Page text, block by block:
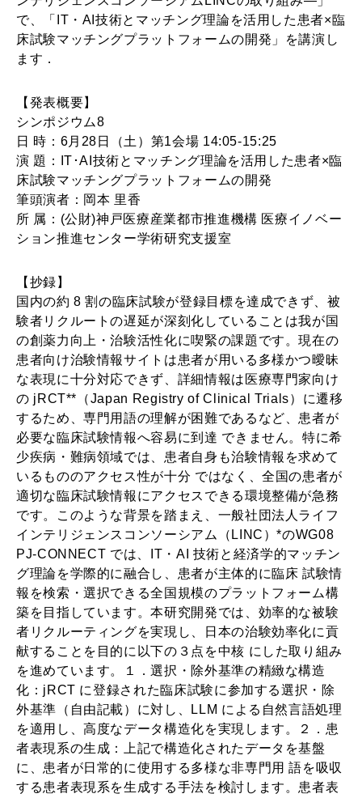
で、「IT・AI技術とマッチング理論を活用した患者×臨
床試験マッチングプラットフォームの開発」を講演し
ます．
【発表概要】
シンポジウム8
日 時：6月28日（土）第1会場 14:05-15:25
演 題：IT･AI技術とマッチング理論を活用した患者×臨
床試験マッチングプラットフォームの開発
筆頭演者：岡本 里香
所 属：(公財)神戸医療産業都市推進機構 医療イノベー
ション推進センター学術研究支援室
【抄録】
国内の約 8 割の臨床試験が登録目標を達成できず、被
験者リクルートの遅延が深刻化していることは我が国
の創薬力向上・治験活性化に喫緊の課題です。現在の
患者向け治験情報サイトは患者が用いる多様かつ曖昧
な表現に十分対応できず、詳細情報は医療専門家向け
の jRCT**（Japan Registry of Clinical Trials）に遷移
するため、専門用語の理解が困難であるなど、患者が
必要な臨床試験情報へ容易に到達 できません。特に希
少疾病・難病領域では、患者自身も治験情報を求めて
いるもののアクセス性が十分 ではなく、全国の患者が
適切な臨床試験情報にアクセスできる環境整備が急務
です。このような背景を踏まえ、一般社団法人ライフ
インテリジェンスコンソーシアム（LINC）*のWG08
PJ-CONNECT では、IT・AI 技術と経済学的マッチン
グ理論を学際的に融合し、患者が主体的に臨床 試験情
報を検索・選択できる全国規模のプラットフォーム構
築を目指しています。本研究開発では、効率的な被験
者リクルーティングを実現し、日本の治験効率化に貢
献することを目的に以下の３点を中核 にした取り組み
を進めています。１．選択・除外基準の精緻な構造
化：jRCT に登録された臨床試験に参加する選択・除
外基準（自由記載）に対し、LLM による自然言語処理
を適用し、高度なデータ構造化を実現します。２．患
者表現系の生成：上記で構造化されたデータを基盤
に、患者が日常的に使用する多様な非専門用 語を吸収
する患者表現系を生成する手法を検討します。患者表